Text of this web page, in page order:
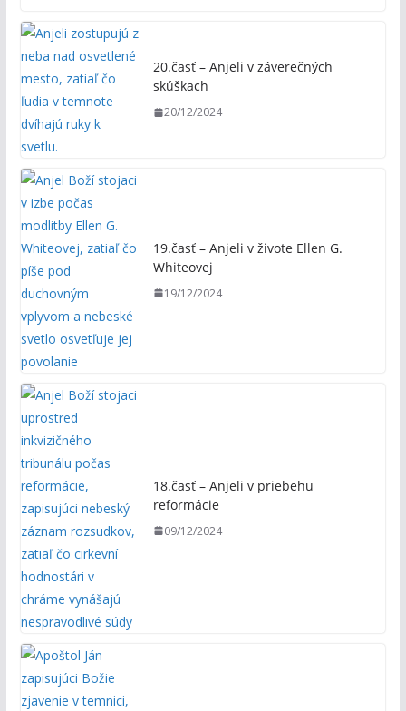
20.časť – Anjeli v záverečných
skúškach
20/12/2024
19.časť – Anjeli v živote Ellen G.
Whiteovej
19/12/2024
18.časť – Anjeli v priebehu
reformácie
09/12/2024